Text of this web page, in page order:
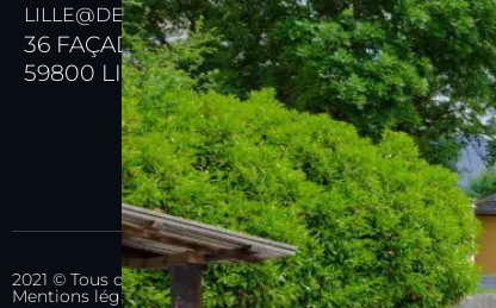
LILLE@DEHIBA-IMMOBILIER.FR
36 FAÇADE DE L'ESPLANADE
59800 LILLE
2021 © Tous droits réservés - Site réalisé par l'Agence M
Mentions légales & conditions générales d'utilisation